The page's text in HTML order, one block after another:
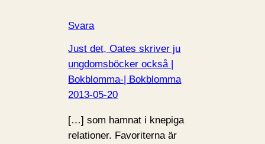
Svara
Just det, Oates skriver ju
ungdomsböcker också |
Bokblomma-| Bokblomma
2013-05-20
[…] som hamnat i knepiga
relationer. Favoriterna är